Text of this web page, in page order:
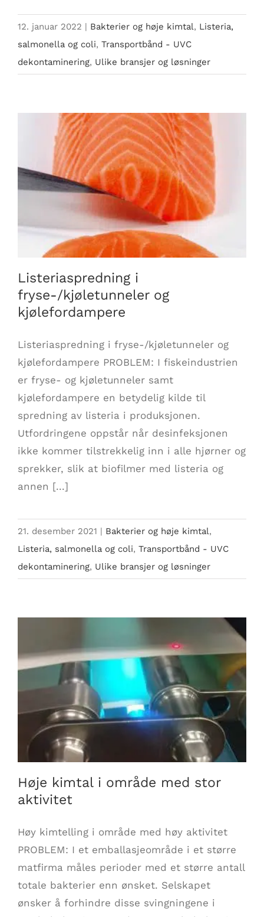
12. januar 2022 | Bakterier og høje kimtal, Listeria,
salmonella og coli, Transportbånd - UVC
dekontaminering, Ulike bransjer og løsninger
Listeriaspredning i fryse-/kjøletunneler
og kjølefordampere
Listeriaspredning i
fryse-/kjøletunneler og
kjølefordampere
Listeriaspredning i fryse-/kjøletunneler og
kjølefordampere PROBLEM: I fiskeindustrien
er fryse- og kjøletunneler samt
kjølefordampere en betydelig kilde til
spredning av listeria i produksjonen.
Utfordringene oppstår når desinfeksjonen
ikke kommer tilstrekkelig inn i alle hjørner og
sprekker, slik at biofilmer med listeria og
annen [...]
21. desember 2021 | Bakterier og høje kimtal,
Listeria, salmonella og coli, Transportbånd - UVC
dekontaminering, Ulike bransjer og løsninger
Høje kimtal i område med stor aktivitet
Høje kimtal i område med stor
aktivitet
Høy kimtelling i område med høy aktivitet
PROBLEM: I et emballasjeområde i et større
matfirma måles perioder med et større antall
totale bakterier enn ønsket. Selskapet
ønsker å forhindre disse svingningene i